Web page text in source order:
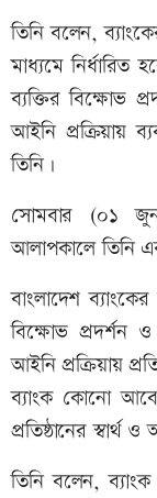
তিনি বলেন,
মাধ্যমে
ব্যক্তির বিক্ষোভ
আইনি প্রক্রিয়ায়
তিনি।
সোমবার (০১ জুন)
আলাপকালে তিনি
বাংলাদেশ
বিক্ষোভ প্রদর্শন
আইনি প্রক্রিয়ায়
ব্যাংক কোনো
প্রতিষ্ঠানের স্বার্থ
তিনি বলেন,